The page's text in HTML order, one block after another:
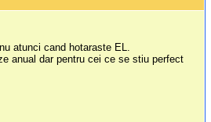
atunci cand hotaraste EL.
anual dar pentru cei ce se stiu perfect